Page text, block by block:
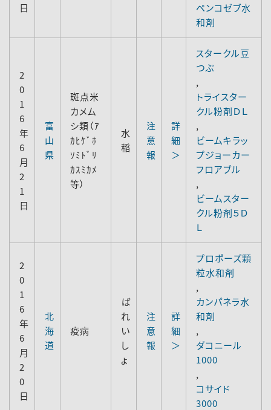
日
ペンコゼブ水
和剤
2
0
1
6
年
6
月
2
1
日
富
山
県
斑点米
カメム
シ類（ｱ
ｶﾋｹﾞﾎ
ｿﾐﾄﾞﾘ
ｶｽﾐｶﾒ
等）
水
稲
注
意
報
詳
細
＞
スタークル豆
つぶ
,
トライスター
クル粉剤ＤＬ
,
ビームキラッ
プジョーカー
フロアブル
,
ビームスター
クル粉剤５Ｄ
Ｌ
2
0
1
6
年
6
月
2
0
日
北
海
道
疫病
ば
れ
い
し
ょ
注
意
報
詳
細
＞
プロポーズ顆
粒水和剤
,
カンパネラ水
和剤
,
ダコニール
1000
,
コサイド
3000